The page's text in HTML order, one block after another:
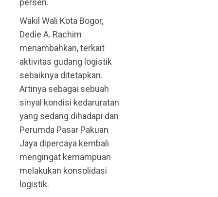
persen.
Wakil Wali Kota Bogor,
Dedie A. Rachim
menambahkan, terkait
aktivitas gudang logistik
sebaiknya ditetapkan.
Artinya sebagai sebuah
sinyal kondisi kedaruratan
yang sedang dihadapi dan
Perumda Pasar Pakuan
Jaya dipercaya kembali
mengingat kemampuan
melakukan konsolidasi
logistik.